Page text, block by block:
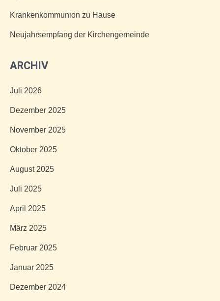
Krankenkommunion zu Hause
Neujahrsempfang der Kirchengemeinde
ARCHIV
Juli 2026
Dezember 2025
November 2025
Oktober 2025
August 2025
Juli 2025
April 2025
März 2025
Februar 2025
Januar 2025
Dezember 2024